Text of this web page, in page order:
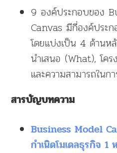
9 องค์ประกอบของ
Canvas มีกี่องค์ปร
โดยแบ่งเป็น 4 ด้าน
นำเสนอ (What), โค
และความสามารถในก
สารบัญบทความ
Business Model
กำเนิดโมเดลธุรกิจ 1